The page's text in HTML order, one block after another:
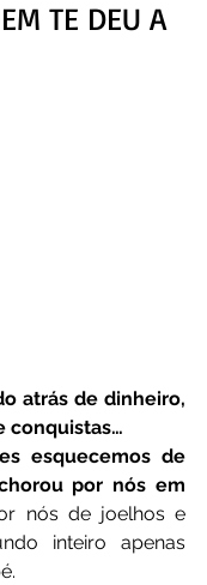
TE DEU A
atrás de dinheiro,
conquistas…
esquecemos de
por nós em
nós de joelhos e
inteiro apenas